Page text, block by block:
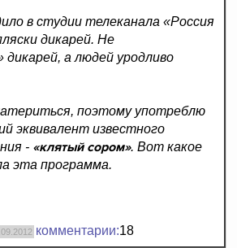
в студии телеканала «Россия
дикарей. Не
а людей уродливо
поэтому употреблю
эквивалент известного
- «клятый сором». Вот какое
эта программа.
комментарии:18